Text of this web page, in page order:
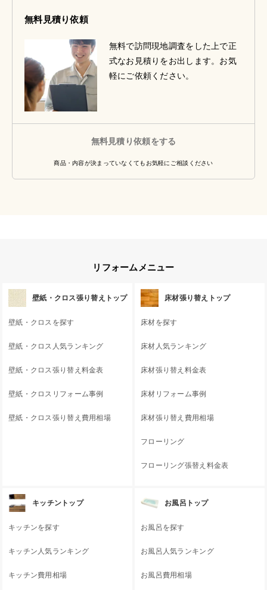
無料見積り依頼
無料で訪問現地調査をした上で正
式なお見積りをお出します。お気
軽にご依頼ください。
無料見積り依頼をする
商品・内容が決まっていなくてもお気軽にご相談ください
リフォームメニュー
壁紙・クロス張り替えトップ
壁紙・クロスを探す
壁紙・クロス人気ランキング
壁紙・クロス張り替え料金表
壁紙・クロスリフォーム事例
壁紙・クロス張り替え費用相場
床材張り替えトップ
床材を探す
床材人気ランキング
床材張り替え料金表
床材リフォーム事例
床材張り替え費用相場
フローリング
フローリング張替え料金表
キッチントップ
キッチンを探す
キッチン人気ランキング
キッチン費用相場
お風呂トップ
お風呂を探す
お風呂人気ランキング
お風呂費用相場